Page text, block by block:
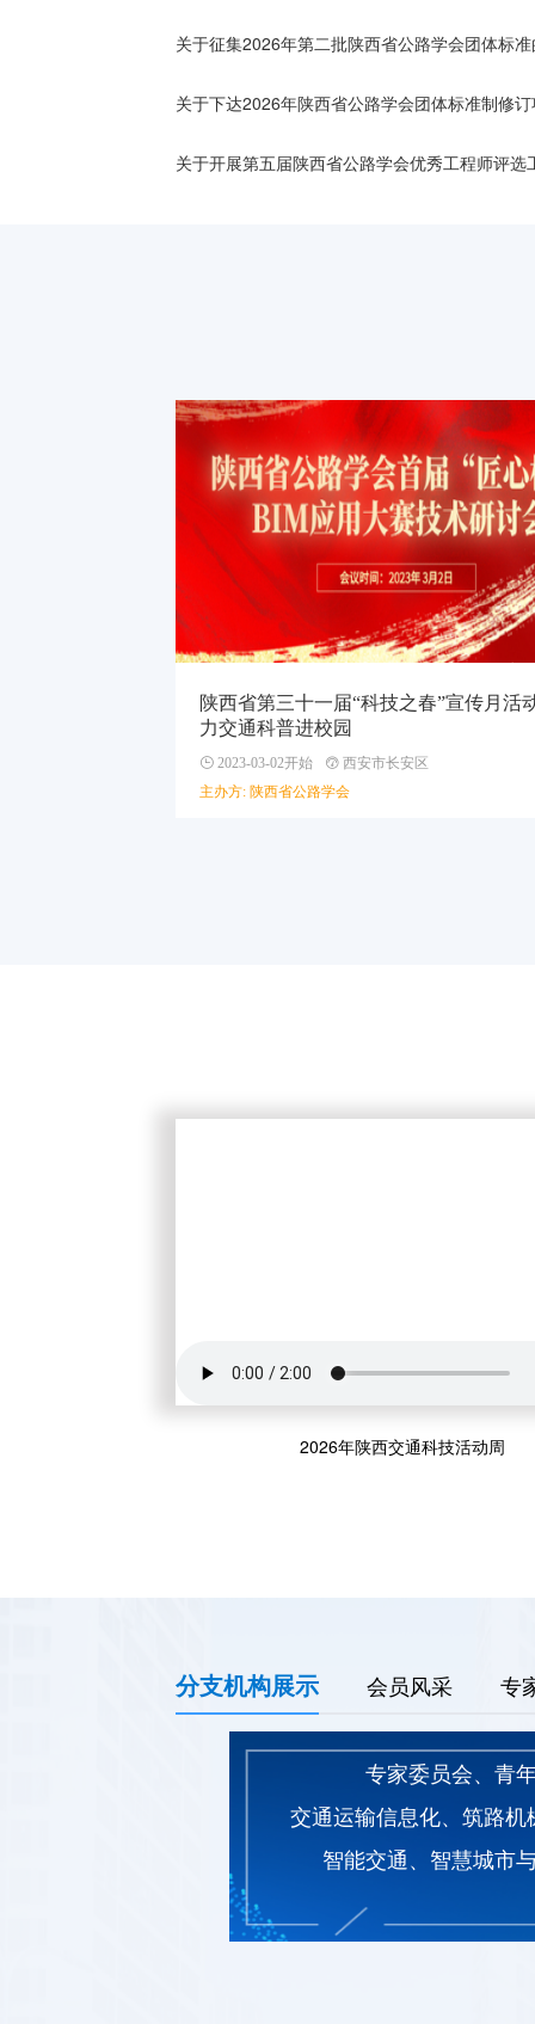
关于征集2026年第二批陕西省公路学会团体标
关于下达2026年陕西省公路学会团体标准制修
关于开展第五届陕西省公路学会优秀工程师评选
陕西省第三十一届“科技之春”宣传月活
力交通科普进校园
2023-03-02开始
西安市长安区
主办方: 陕西省公路学会
2026年陕西交通科技活动周
分支机构展示 会员风采 专
专家委员会、青
交通运输信息化、筑路
智能交通、智慧城市